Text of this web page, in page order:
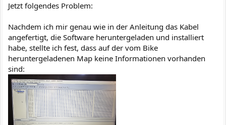
Jetzt folgendes Problem:
Nachdem ich mir genau wie in der Anleitung das Kabel
angefertigt, die Software heruntergeladen und installiert
habe, stellte ich fest, dass auf der vom Bike
heruntergeladenen Map keine Informationen vorhanden
sind: